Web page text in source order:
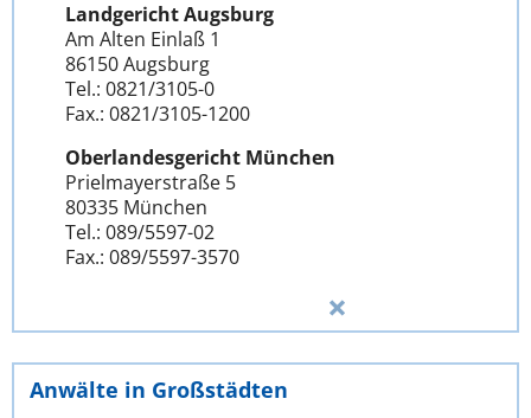
Landgericht Augsburg
Am Alten Einlaß 1
86150 Augsburg
Tel.: 0821/3105-0
Fax.: 0821/3105-1200
Oberlandesgericht München
Prielmayerstraße 5
80335 München
Tel.: 089/5597-02
Fax.: 089/5597-3570
Anwälte in Großstädten